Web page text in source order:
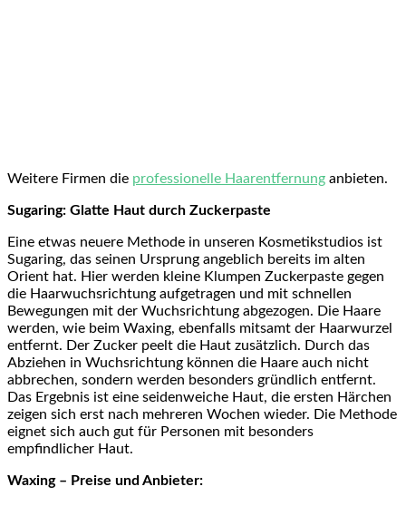
Weitere Firmen die professionelle Haarentfernung anbieten.
Sugaring: Glatte Haut durch Zuckerpaste
Eine etwas neuere Methode in unseren Kosmetikstudios ist
Sugaring, das seinen Ursprung angeblich bereits im alten
Orient hat. Hier werden kleine Klumpen Zuckerpaste gegen
die Haarwuchsrichtung aufgetragen und mit schnellen
Bewegungen mit der Wuchsrichtung abgezogen. Die Haare
werden, wie beim Waxing, ebenfalls mitsamt der Haarwurzel
entfernt. Der Zucker peelt die Haut zusätzlich. Durch das
Abziehen in Wuchsrichtung können die Haare auch nicht
abbrechen, sondern werden besonders gründlich entfernt.
Das Ergebnis ist eine seidenweiche Haut, die ersten Härchen
zeigen sich erst nach mehreren Wochen wieder. Die Methode
eignet sich auch gut für Personen mit besonders
empfindlicher Haut.
Waxing – Preise und Anbieter: